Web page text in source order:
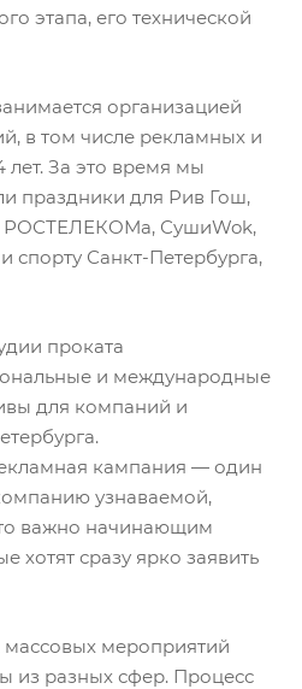
этапа, его технической
организацией
в том числе рекламных и
лет. За это время мы
праздники для Рив Гош,
РОСТЕЛЕКОМа, СушиWok,
спорту Санкт-Петербурга,
проката
и международные
для компаний и
кампания — один
узнаваемой,
важно начинающим
хотят сразу ярко заявить
мероприятий
из разных сфер. Процесс